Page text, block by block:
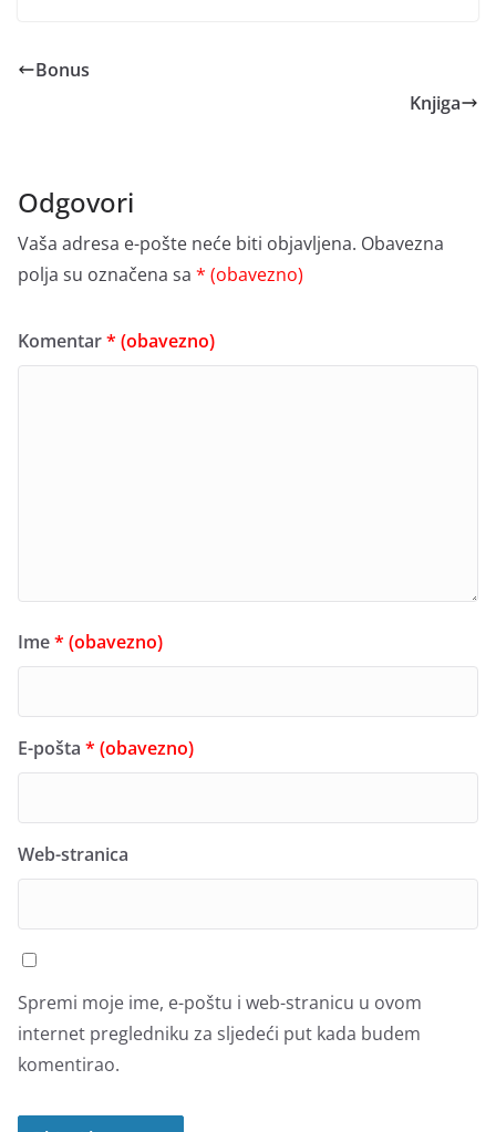
Bonus
Knjiga
Odgovori
Vaša adresa e-pošte neće biti objavljena. Obavezna
polja su označena sa * (obavezno)
Komentar* (obavezno)
Ime* (obavezno)
E-pošta * (obavezno)
Web-stranica
Spremi moje ime, e-poštu i web-stranicu u ovom
internet pregledniku za sljedeći put kada budem
komentirao.